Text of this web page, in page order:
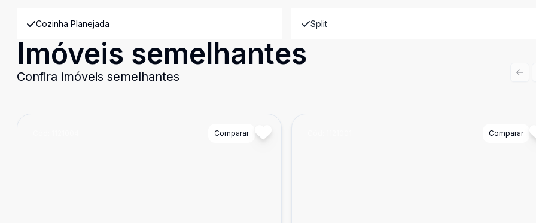
Cozinha Planejada Split
Imóveis semelhantes
Confira imóveis semelhantes
Comparar Comparar